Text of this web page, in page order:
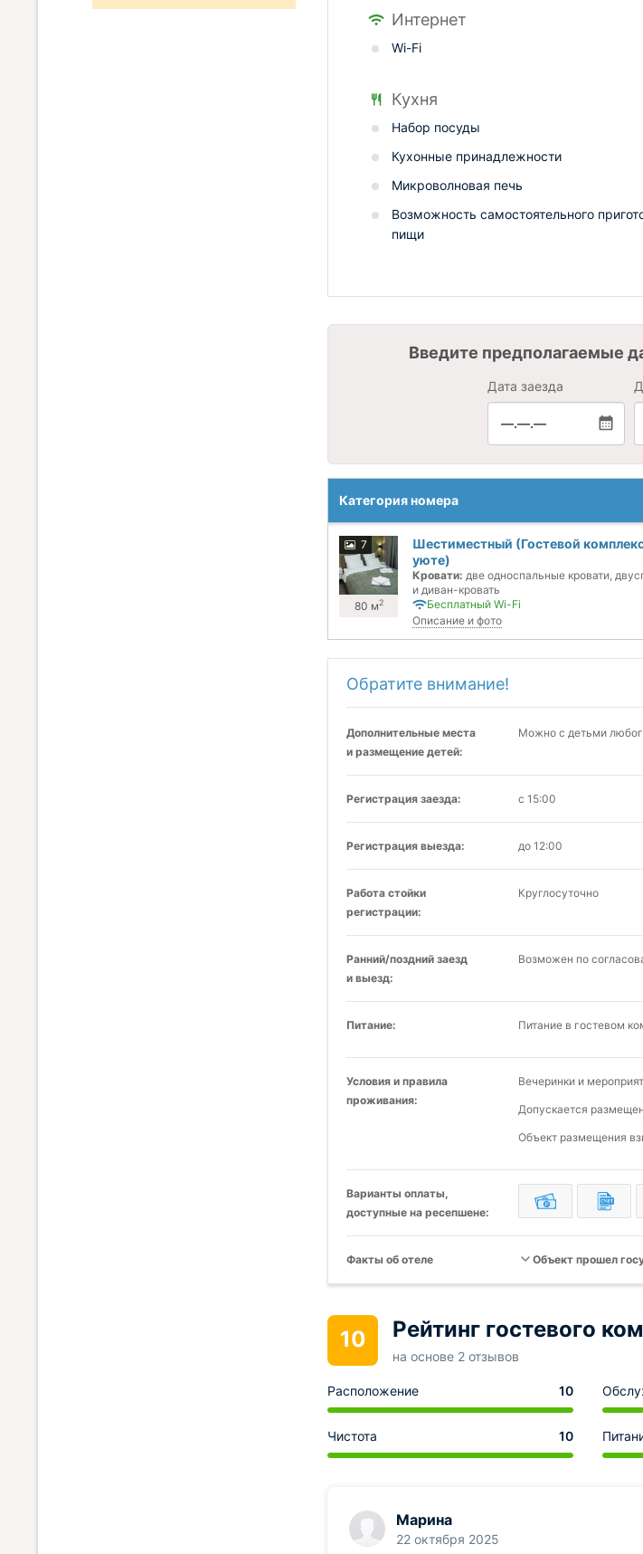
Интернет
Wi-Fi
Кухня
Набор посуды
Кухонные принадлежности
Микроволновая печь
Возможность самостоятельного
пищи
Введите предполагаемые
Дата заезда
—.—.—
Категория номера
7
80 м2
Шестиместный (Гостевой
уюте)
Кровати: две односпальные кровати,
и диван-кровать
Бесплатный Wi-Fi
Описание и фото
Обратите внимание!
Дополнительные места
и размещение детей:
Можно с детьми
Регистрация заезда: с 15:00
Регистрация выезда: до 12:00
Работа стойки
регистрации:
Круглосуточно
Ранний/поздний заезд
и выезд:
Возможен по
Питание: Питание в гостевом
Условия и правила
проживания:
Вечеринки и
Допускается
Объект размещения
Варианты оплаты,
доступные на ресепшене:
Факты об отеле Объект прошел
10 Рейтинг гостевого
на основе 2 отзывов
Расположение 10
Чистота 10
Марина
22 октября 2025